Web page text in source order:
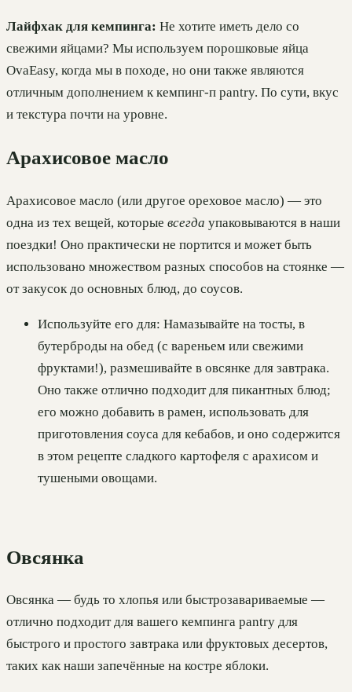
Лайфхак для кемпинга: Не хотите иметь дело со
свежими яйцами? Мы используем порошковые яйца
OvaEasy, когда мы в походе, но они также являются
отличным дополнением к кемпинг-п pantry. По сути, вкус
и текстура почти на уровне.
Арахисовое масло
Арахисовое масло (или другое ореховое масло) — это
одна из тех вещей, которые всегда упаковываются в наши
поездки! Оно практически не портится и может быть
использовано множеством разных способов на стоянке —
от закусок до основных блюд, до соусов.
Используйте его для: Намазывайте на тосты, в
бутерброды на обед (с вареньем или свежими
фруктами!), размешивайте в овсянке для завтрака.
Оно также отлично подходит для пикантных блюд;
его можно добавить в рамен, использовать для
приготовления соуса для кебабов, и оно содержится
в этом рецепте сладкого картофеля с арахисом и
тушеными овощами.
Овсянка
Овсянка — будь то хлопья или быстрозавариваемые —
отлично подходит для вашего кемпинга pantry для
быстрого и простого завтрака или фруктовых десертов,
таких как наши запечённые на костре яблоки.